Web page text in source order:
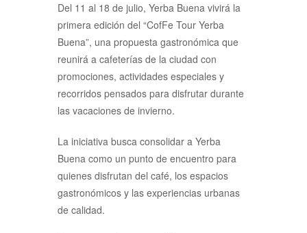
Del 11 al 18 de julio, Yerba Buena vivirá la
primera edición del “CofFe Tour Yerba
Buena”, una propuesta gastronómica que
reunirá a cafeterías de la ciudad con
promociones, actividades especiales y
recorridos pensados para disfrutar durante
las vacaciones de invierno.
La iniciativa busca consolidar a Yerba
Buena como un punto de encuentro para
quienes disfrutan del café, los espacios
gastronómicos y las experiencias urbanas
de calidad.